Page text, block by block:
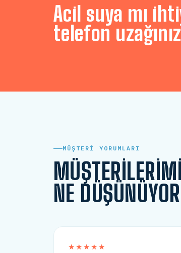
Acil suya mı
telefon
MÜŞTERI YORUMLARI
NE
★★★★★